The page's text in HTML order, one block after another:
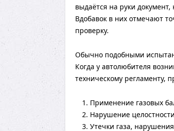
выдаётся на руки
Вдобавок в них отмечают
проверку.
Обычно подобными
Когда у автолюбителя
техническому регламенту,
Применение газовых
Нарушение
Утечки газа,